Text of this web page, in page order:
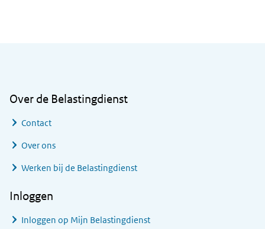
Over de Belastingdienst
Contact
Over ons
Werken bij de Belastingdienst
Inloggen
Inloggen op Mijn Belastingdienst